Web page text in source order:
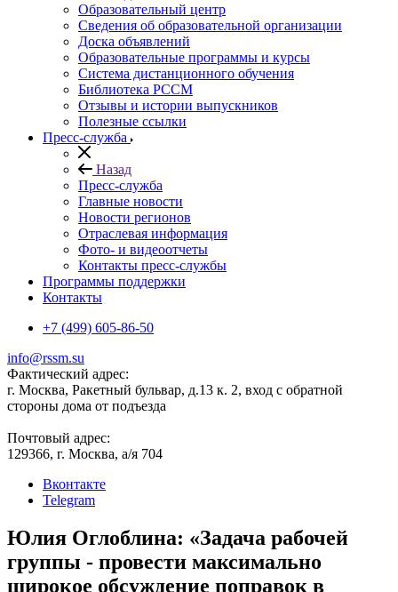
Образовательный центр
Сведения об образовательной организации
Доска объявлений
Образовательные программы и курсы
Система дистанционного обучения
Библиотека РССМ
Отзывы и истории выпускников
Полезные ссылки
Пресс-служба
Назад
Пресс-служба
Главные новости
Новости регионов
Отраслевая информация
Фото- и видеоотчеты
Контакты пресс-службы
Программы поддержки
Контакты
+7 (499) 605-86-50
info@rssm.su
Фактический адрес:
г. Москва, Ракетный бульвар, д.13 к. 2, вход с обратной
стороны дома от подъезда
Почтовый адрес:
129366, г. Москва, а/я 704
Вконтакте
Telegram
Юлия Оглоблина: «Задача рабочей
группы - провести максимально
широкое обсуждение поправок в